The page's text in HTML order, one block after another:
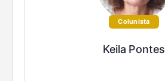
Colunista
Keila Pontes